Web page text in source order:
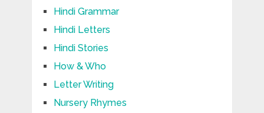
Hindi Grammar
Hindi Letters
Hindi Stories
How & Who
Letter Writing
Nursery Rhymes